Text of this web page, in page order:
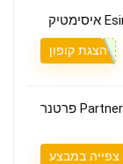
הצגת קופון
מבצעים על מוצרים – Partner Store פרטנר
צפייה במבצע